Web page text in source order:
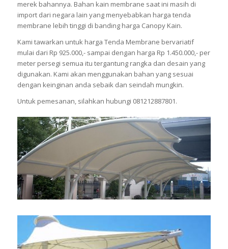
merek bahannya. Bahan kain membrane saat ini masih di
import dari negara lain yang menyebabkan harga tenda
membrane lebih tinggi di banding harga Canopy Kain.
Kami tawarkan untuk harga Tenda Membrane bervariatif
mulai dari Rp 925.000,- sampai dengan harga Rp 1.450.000,- per
meter persegi semua itu tergantung rangka dan desain yang
digunakan. Kami akan menggunakan bahan yang sesuai
dengan keinginan anda sebaik dan seindah mungkin.
Untuk pemesanan, silahkan hubungi 081212887801.